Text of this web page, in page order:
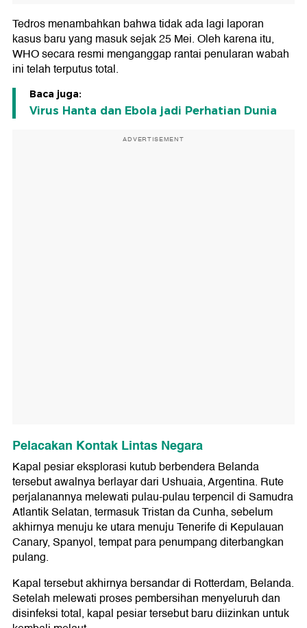
Tedros menambahkan bahwa tidak ada lagi laporan
kasus baru yang masuk sejak 25 Mei. Oleh karena itu,
WHO secara resmi menganggap rantai penularan wabah
ini telah terputus total.
Baca juga:
Virus Hanta dan Ebola jadi Perhatian Dunia
ADVERTISEMENT
Pelacakan Kontak Lintas Negara
Kapal pesiar eksplorasi kutub berbendera Belanda
tersebut awalnya berlayar dari Ushuaia, Argentina. Rute
perjalanannya melewati pulau-pulau terpencil di Samudra
Atlantik Selatan, termasuk Tristan da Cunha, sebelum
akhirnya menuju ke utara menuju Tenerife di Kepulauan
Canary, Spanyol, tempat para penumpang diterbangkan
pulang.
Kapal tersebut akhirnya bersandar di Rotterdam, Belanda.
Setelah melewati proses pembersihan menyeluruh dan
disinfeksi total, kapal pesiar tersebut baru diizinkan untuk